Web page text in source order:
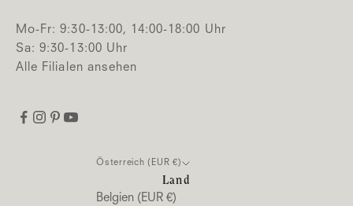
Mo-Fr: 9:30-13:00, 14:00-18:00 Uhr
Sa: 9:30-13:00 Uhr
Alle Filialen ansehen
Österreich (EUR €)
Land
Belgien (EUR €)